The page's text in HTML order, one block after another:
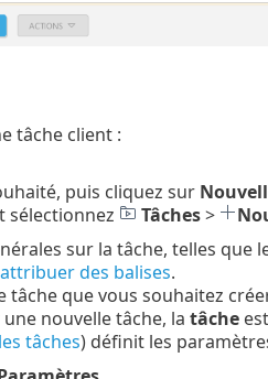
tâche client :
puis cliquez sur
sélectionnez Tâches>
sur la tâche, telles que
attribuer des balises.
tâche que vous souhaitez
nouvelle tâche, la tâche
tâches) définit les